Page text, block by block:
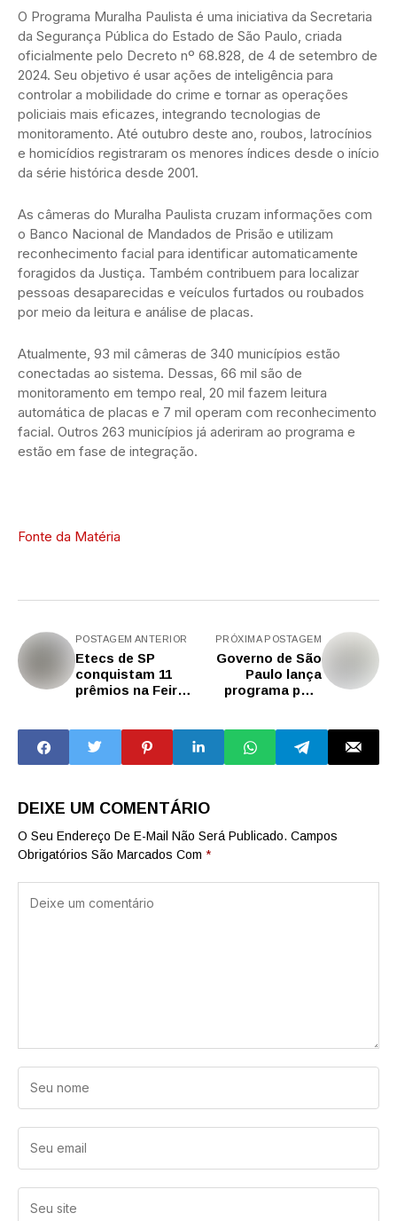
O Programa Muralha Paulista é uma iniciativa da Secretaria
da Segurança Pública do Estado de São Paulo, criada
oficialmente pelo Decreto nº 68.828, de 4 de setembro de
2024. Seu objetivo é usar ações de inteligência para
controlar a mobilidade do crime e tornar as operações
policiais mais eficazes, integrando tecnologias de
monitoramento. Até outubro deste ano, roubos, latrocínios
e homicídios registraram os menores índices desde o início
da série histórica desde 2001.
As câmeras do Muralha Paulista cruzam informações com
o Banco Nacional de Mandados de Prisão e utilizam
reconhecimento facial para identificar automaticamente
foragidos da Justiça. Também contribuem para localizar
pessoas desaparecidas e veículos furtados ou roubados
por meio da leitura e análise de placas.
Atualmente, 93 mil câmeras de 340 municípios estão
conectadas ao sistema. Dessas, 66 mil são de
monitoramento em tempo real, 20 mil fazem leitura
automática de placas e 7 mil operam com reconhecimento
facial. Outros 263 municípios já aderiram ao programa e
estão em fase de integração.
Fonte da Matéria
POSTAGEM ANTERIOR
Etecs de SP
conquistam 11
prêmios na Feira
PRÓXIMA POSTAGEM
Governo de São
Paulo lança
programa para
terceira idade
DEIXE UM COMENTÁRIO
O Seu Endereço De E-Mail Não Será Publicado. Campos
Obrigatórios São Marcados Com *